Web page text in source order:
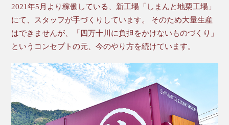
2021年5月より稼働している、新工場「しまんと地栗工場」
にて、スタッフが手づくりしています。 そのため大量生産
はできませんが、「四万十川に負担をかけないものづくり」
というコンセプトの元、今のやり方を続けています。